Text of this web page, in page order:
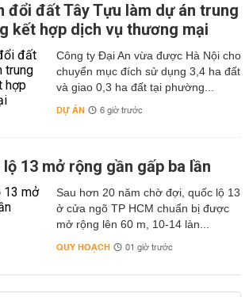
đổi đất Tây Tựu làm dự án trung
kết hợp dịch vụ thương mại
Công ty Đại An vừa được Hà Nội cho
chuyển mục đích sử dụng 3,4 ha đất
và giao 0,3 ha đất tại phường...
DỰ ÁN 6 giờ trước
13 mở rộng gần gấp ba lần
Sau hơn 20 năm chờ đợi, quốc lộ 13
ở cửa ngõ TP HCM chuẩn bị được
mở rộng lên 60 m, 10-14 làn...
QUY HOẠCH 01 giờ trước